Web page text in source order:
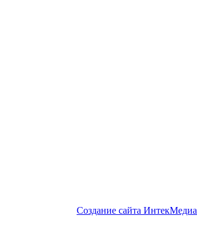
Создание сайта ИнтекМедиа